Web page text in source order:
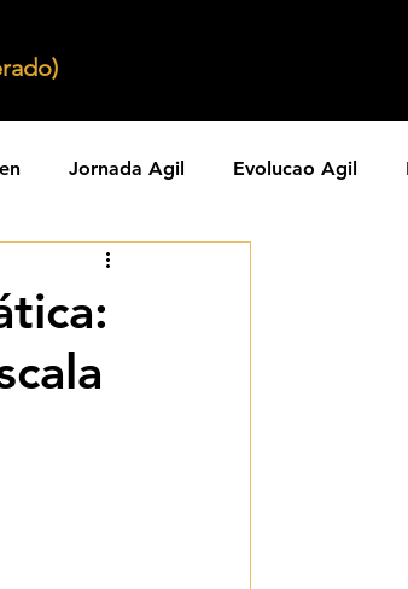
Jornada Agil Evolucao Agil
Jornal Agil
Agil